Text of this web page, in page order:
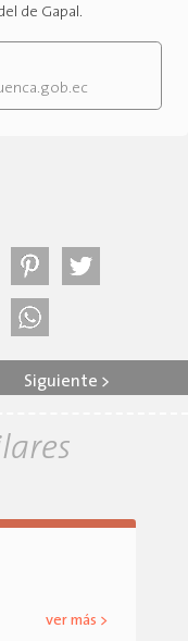
de Gapal.
Siguiente >
ver más >